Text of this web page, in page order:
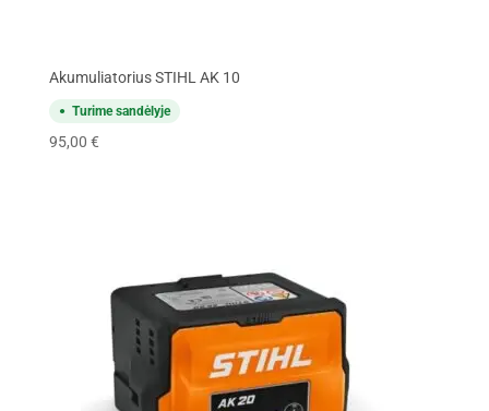
Akumuliatorius STIHL AK 10
Turime sandėlyje
95,00 €